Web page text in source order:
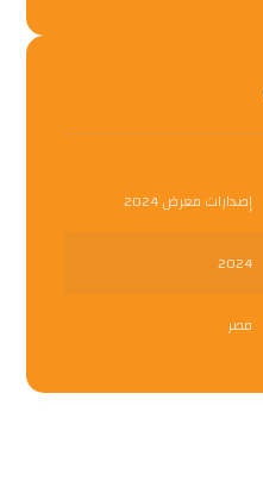
إصدارات معرض 2024
2024
مصر